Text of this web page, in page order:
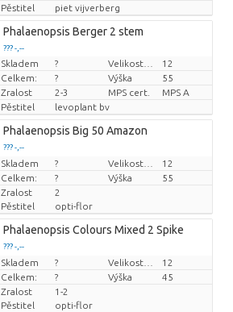
Pěstitel
piet vijverberg
Phalaenopsis Berger 2 stem
??? -,--
Cena za kus
Skladem ?
12
Celkem:
? Výška
55
Zralost
2-3 MPS cert.
MPS A
Pěstitel
levoplant bv
Phalaenopsis Big 50 Amazon
??? -,--
Cena za kus
Skladem ?
12
Celkem:
? Výška
55
Zralost
2
Pěstitel
opti-flor
Phalaenopsis Colours Mixed 2 Spike
??? -,--
Cena za kus
Skladem ?
12
Celkem:
? Výška
45
Zralost
1-2
Pěstitel
opti-flor